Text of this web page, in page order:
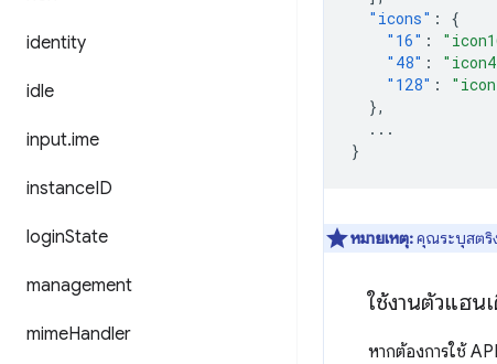
identity
idle
input.ime
instanceID
loginState
management
mimeHandler
"icons" :
{
"16" :
"48" :
"128" :
},
...
}
หมายเหตุ:คุณระบุสตริ
ใช้งานตัวแฮน
หากต้องการใช้